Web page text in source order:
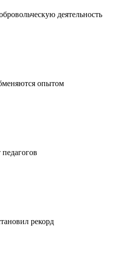
деятельность
опытом
рекорд